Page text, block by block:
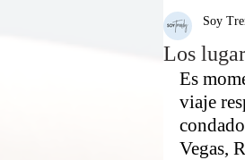
Dr
Los
Soy
Es
viaje
Vegas,